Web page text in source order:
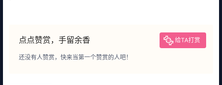
点点赞赏，手留余香 给TA打赏
还没有人赞赏，快来当第一个赞赏的人吧！